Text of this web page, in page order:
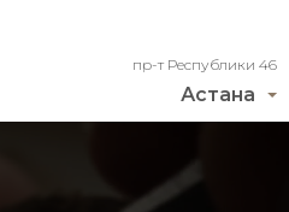
Астана
пр-т Республики 46